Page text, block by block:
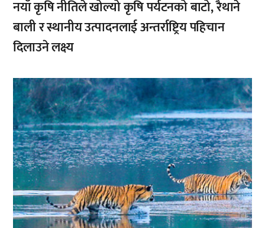
नयाँ कृषि नीतिले खोल्यो कृषि पर्यटनको बाटो, रैथाने
बाली र स्थानीय उत्पादनलाई अन्तर्राष्ट्रिय पहिचान
दिलाउने लक्ष्य
,